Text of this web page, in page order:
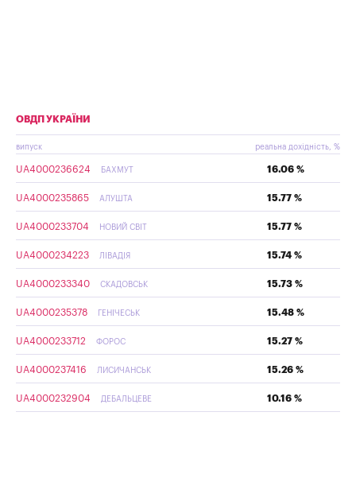
ОВДП УКРАЇНИ
випуск реальна дохідність, %
UA4000236624 БАХМУТ 16.06 %
UA4000235865 АЛУШТА 15.77 %
UA4000233704 НОВИЙ СВІТ 15.77 %
UA4000234223 ЛІВАДІЯ 15.74 %
UA4000233340 СКАДОВСЬК 15.73 %
UA4000235378 ГЕНІЧЕСЬК 15.48 %
UA4000233712 ФОРОС 15.27 %
UA4000237416 ЛИСИЧАНСЬК 15.26 %
UA4000232904 ДЕБАЛЬЦЕВЕ 10.16 %